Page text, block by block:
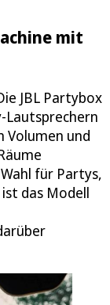
mit
JBL Partybox
Lautsprechern
Volumen und
für Partys,
das Modell